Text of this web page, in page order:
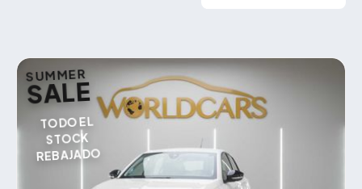
SUMMER
SALE
TODO EL
STOCK
REBAJADO